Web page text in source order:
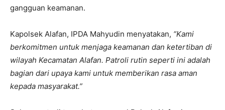
gangguan keamanan.
Kapolsek Alafan, IPDA Mahyudin menyatakan, “Kami
berkomitmen untuk menjaga keamanan dan ketertiban di
wilayah Kecamatan Alafan. Patroli rutin seperti ini adalah
bagian dari upaya kami untuk memberikan rasa aman
kepada masyarakat.”